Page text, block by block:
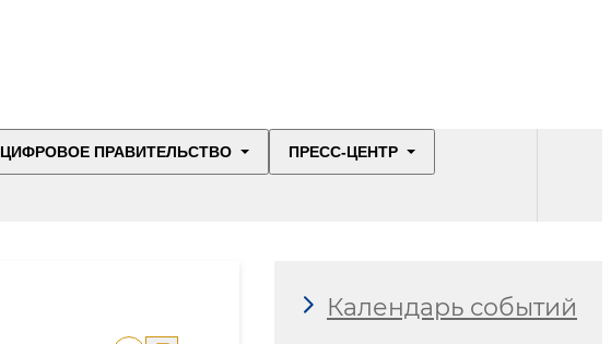
ЦИФРОВОЕ ПРАВИТЕЛЬСТВО ПРЕСС-ЦЕНТР
Календарь событий